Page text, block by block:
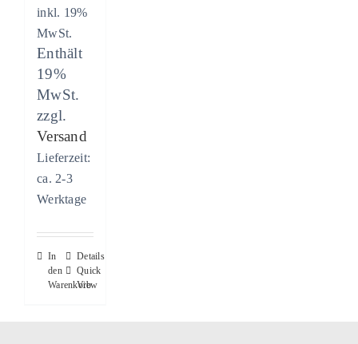
inkl. 19%
MwSt.
Enthält
19%
MwSt.
zzgl.
Versand
Lieferzeit:
ca. 2-3
Werktage
In
den
Warenkorb
Details
Quick
View